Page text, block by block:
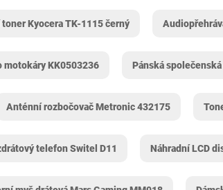
Kyocera TK-1115 černý
motokáry KK0503236 Pánská
Anténní rozbočovač Metronic 432175
telefon Switel D11 Náhradní LCD